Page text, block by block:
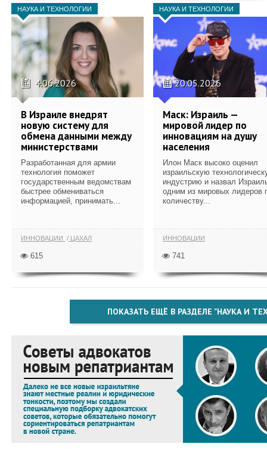
НАУКА И ТЕХНОЛОГИИ
4.06.2026
В Израиле внедрят
новую систему для
обмена данными между
министерствами
Разработанная для армии
технология поможет
государственным ведомствам
быстрее обмениваться
информацией, принимать...
ИННОВАЦИИ ЦАХАЛ
615
НАУКА И ТЕХНОЛОГИИ
20.05.2026
Маск: Израиль —
мировой лидер по
инновациям на душу
населения
Илон Маск высоко оценил
израильскую
индустрию и назвал
одним из мировых лидеров
количеству...
ИННОВАЦИИ
741
ПОКАЗАТЬ ЕЩЁ В РАЗДЕЛЕ "НАУКА И